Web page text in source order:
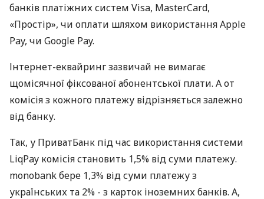
банків платіжних систем Visa, MasterCard,
«Простір», чи оплати шляхом використання Apple
Pay, чи Google Pay.
Інтернет-еквайринг зазвичай не вимагає
щомісячної фіксованої абонентської плати. А от
комісія з кожного платежу відрізняється залежно
від банку.
Так, у ПриватБанк під час використання системи
LiqPay комісія становить 1,5% від суми платежу.
monobank бере 1,3% від суми платежу з
українських та 2% - з карток іноземних банків. А,